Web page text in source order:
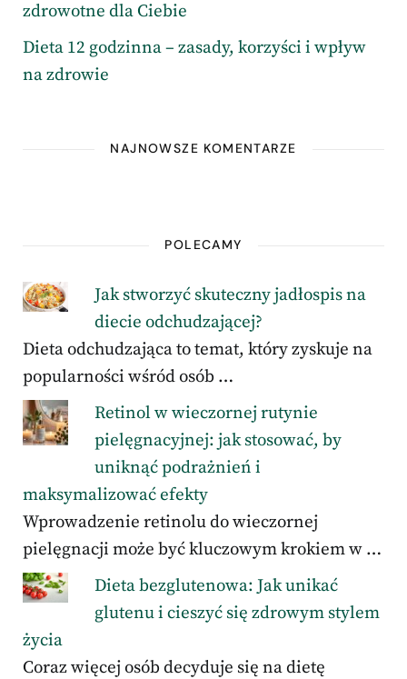
zdrowotne dla Ciebie
Dieta 12 godzinna – zasady, korzyści i wpływ
na zdrowie
NAJNOWSZE KOMENTARZE
POLECAMY
Jak stworzyć skuteczny jadłospis na
diecie odchudzającej?
Dieta odchudzająca to temat, który zyskuje na
popularności wśród osób …
Retinol w wieczornej rutynie
pielęgnacyjnej: jak stosować, by
uniknąć podrażnień i
maksymalizować efekty
Wprowadzenie retinolu do wieczornej
pielęgnacji może być kluczowym krokiem w …
Dieta bezglutenowa: Jak unikać
glutenu i cieszyć się zdrowym stylem
życia
Coraz więcej osób decyduje się na dietę